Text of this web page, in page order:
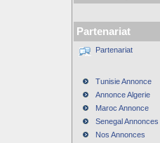
Partenariat
Partenariat
Tunisie Annonce
Annonce Algerie
Maroc Annonce
Senegal Annonces
Nos Annonces